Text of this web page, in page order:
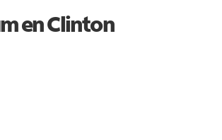
enClinton